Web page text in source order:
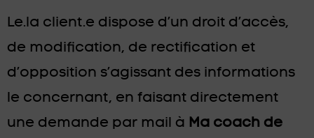
Le.la client.e dispose d’un droit d’accès,
de modification, de rectification et
d’opposition s’agissant des informations
le concernant, en faisant directement
une demande par mail à Ma coach de